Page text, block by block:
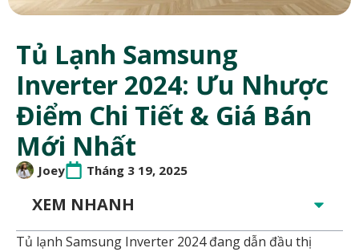
Tủ Lạnh Samsung
Inverter 2024: Ưu Nhược
Điểm Chi Tiết & Giá Bán
Mới Nhất
Joey Tháng 3 19, 2025
XEM NHANH
Tủ lạnh Samsung Inverter 2024 đang dẫn đầu thị